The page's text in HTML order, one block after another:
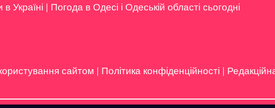
Україні | Погода в Одесі і Одеській області сьогодні
сайтом | Політика конфіденційності |